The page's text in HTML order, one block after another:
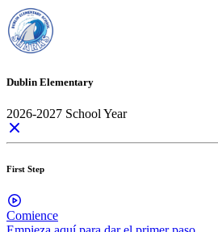
Dublin Elementary
2026-2027 School Year
First Step
Comience